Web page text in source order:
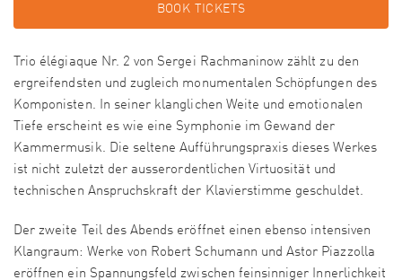
BOOK TICKETS
Trio élégiaque Nr. 2 von Sergei Rachmaninow zählt zu den
ergreifendsten und zugleich monumentalen Schöpfungen des
Komponisten. In seiner klanglichen Weite und emotionalen
Tiefe erscheint es wie eine Symphonie im Gewand der
Kammermusik. Die seltene Aufführungspraxis dieses Werkes
ist nicht zuletzt der ausserordentlichen Virtuosität und
technischen Anspruchskraft der Klavierstimme geschuldet.
Der zweite Teil des Abends eröffnet einen ebenso intensiven
Klangraum: Werke von Robert Schumann und Astor Piazzolla
eröffnen ein Spannungsfeld zwischen feinsinniger Innerlichkeit